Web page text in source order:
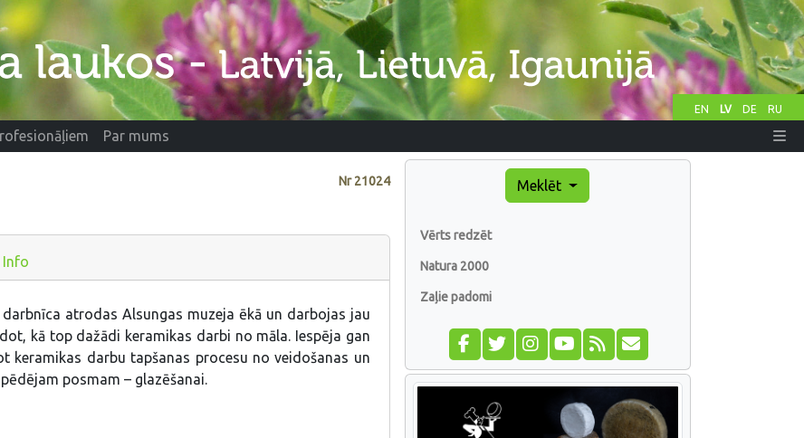
EN LV DE RU
Par mums
Nr21024
Info
atrodas Alsungas muzeja ēkā un darbojas jau
kā top dažādi keramikas darbi no māla. Iespēja gan
keramikas darbu tapšanas procesu no veidošanas un
posmam – glazēšanai.
Meklēt
Vērts redzēt
Natura 2000
Zaļie padomi